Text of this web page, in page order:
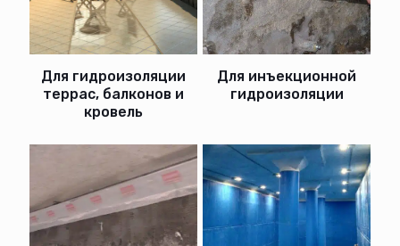
Для гидроизоляции
террас, балконов и
кровель
Для инъекционной
гидроизоляции